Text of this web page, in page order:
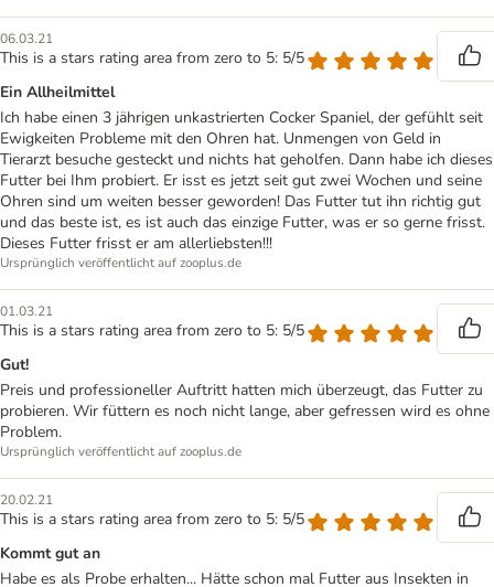
06.03.21
This is a stars rating area from zero to 5: 5/5
Ein Allheilmittel
Ich habe einen 3 jährigen unkastrierten Cocker Spaniel, der gefühlt seit
Ewigkeiten Probleme mit den Ohren hat. Unmengen von Geld in
Tierarzt besuche gesteckt und nichts hat geholfen. Dann habe ich dieses
Futter bei Ihm probiert. Er isst es jetzt seit gut zwei Wochen und seine
Ohren sind um weiten besser geworden! Das Futter tut ihn richtig gut
und das beste ist, es ist auch das einzige Futter, was er so gerne frisst.
Dieses Futter frisst er am allerliebsten!!!
Ursprünglich veröffentlicht auf zooplus.de
01.03.21
This is a stars rating area from zero to 5: 5/5
Gut!
Preis und professioneller Auftritt hatten mich überzeugt, das Futter zu
probieren. Wir füttern es noch nicht lange, aber gefressen wird es ohne
Problem.
Ursprünglich veröffentlicht auf zooplus.de
20.02.21
This is a stars rating area from zero to 5: 5/5
Kommt gut an
Habe es als Probe erhalten... Hätte schon mal Futter aus Insekten in